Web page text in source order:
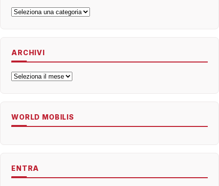
Categorie
ARCHIVI
Archivi
WORLD MOBILIS
ENTRA